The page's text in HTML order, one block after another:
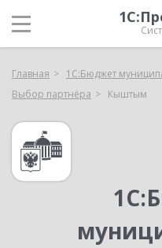
Главная
1С:Бюджет
Выбор партнёра
Кыштым